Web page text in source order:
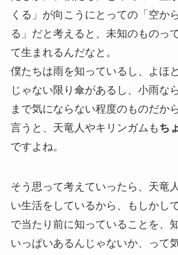
くる」が向こうにとっての「空か
る」だと考えると、未知のものっ
て生まれるんだなと。
僕たちは雨を知っているし、よほ
じゃない限り傘があるし、小雨な
まで気にならない程度のものだか
言うと、天竜人やキリンガムも ち
ですよね。
そう思って考えていったら、天竜
い生活をしているから、もしかし
で当たり前に知っていることを、
いっぱいあるんじゃないか、って